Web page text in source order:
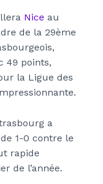
Nice au
de la 29ème
49 points,
la Ligue des
a
1-0 contre le
rapide
de l’année.